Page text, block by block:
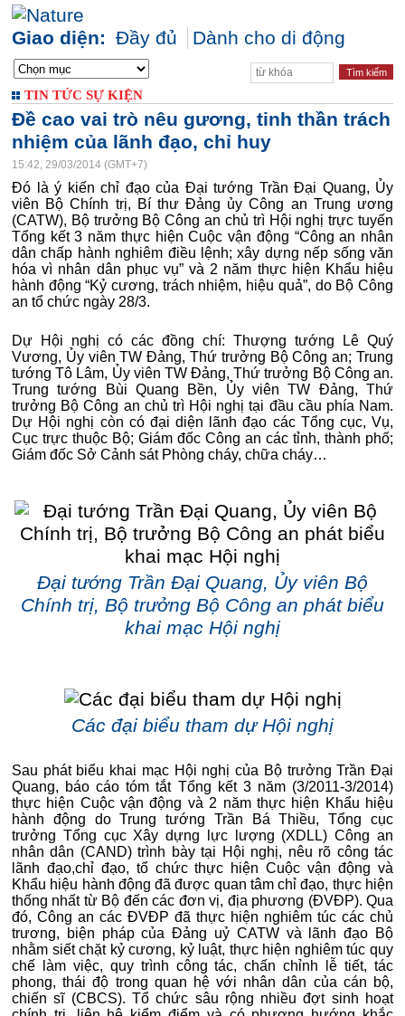
Giao diện: Đầy đủ Dành cho di động
TIN TỨC SỰ KIỆN
Đề cao vai trò nêu gương, tinh thần trách
nhiệm của lãnh đạo, chỉ huy
15:42, 29/03/2014 (GMT+7)
Đó là ý kiến chỉ đạo của Đại tướng Trần Đại Quang, Ủy
viên Bộ Chính trị, Bí thư Đảng ủy Công an Trung ương
(CATW), Bộ trưởng Bộ Công an chủ trì Hội nghị trực tuyến
Tổng kết 3 năm thực hiện Cuộc vận động “Công an nhân
dân chấp hành nghiêm điều lệnh; xây dựng nếp sống văn
hóa vì nhân dân phục vụ” và 2 năm thực hiện Khẩu hiệu
hành động “Kỷ cương, trách nhiệm, hiệu quả”, do Bộ Công
an tổ chức ngày 28/3.
Dự Hội nghị có các đồng chí: Thượng tướng Lê Quý
Vương, Ủy viên TW Đảng, Thứ trưởng Bộ Công an; Trung
tướng Tô Lâm, Ủy viên TW Đảng, Thứ trưởng Bộ Công an.
Trung tướng Bùi Quang Bền, Ủy viên TW Đảng, Thứ
trưởng Bộ Công an chủ trì Hội nghị tại đầu cầu phía Nam.
Dự Hội nghị còn có đại diện lãnh đạo các Tổng cục, Vụ,
Cục trực thuộc Bộ; Giám đốc Công an các tỉnh, thành phố;
Giám đốc Sở Cảnh sát Phòng cháy, chữa cháy…
Đại tướng Trần Đại Quang, Ủy viên Bộ
Chính trị, Bộ trưởng Bộ Công an phát biểu
khai mạc Hội nghị
Các đại biểu tham dự Hội nghị
Sau phát biểu khai mạc Hội nghị của Bộ trưởng Trần Đại
Quang, báo cáo tóm tắt Tổng kết 3 năm (3/2011-3/2014)
thực hiện Cuộc vận động và 2 năm thực hiện Khẩu hiệu
hành động do Trung tướng Trần Bá Thiều, Tổng cục
trưởng Tổng cục Xây dựng lực lượng (XDLL) Công an
nhân dân (CAND) trình bày tại Hội nghị, nêu rõ công tác
lãnh đạo,chỉ đạo, tổ chức thực hiện Cuộc vận động và
Khẩu hiệu hành động đã được quan tâm chỉ đạo, thực hiện
thống nhất từ Bộ đến các đơn vị, địa phương (ĐVĐP). Qua
đó, Công an các ĐVĐP đã thực hiện nghiêm túc các chủ
trương, biện pháp của Đảng uỷ CATW và lãnh đạo Bộ
nhằm siết chặt kỷ cương, kỷ luật, thực hiện nghiêm túc quy
chế làm việc, quy trình công tác, chấn chỉnh lễ tiết, tác
phong, thái độ trong quan hệ với nhân dân của cán bộ,
chiến sĩ (CBCS). Tổ chức sâu rộng nhiều đợt sinh hoạt